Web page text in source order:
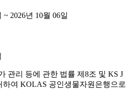
~ 2026년 10월 06일
관리 등에 관한 법률 제8조 및 KS J
하여 KOLAS 공인생물자원은행으로